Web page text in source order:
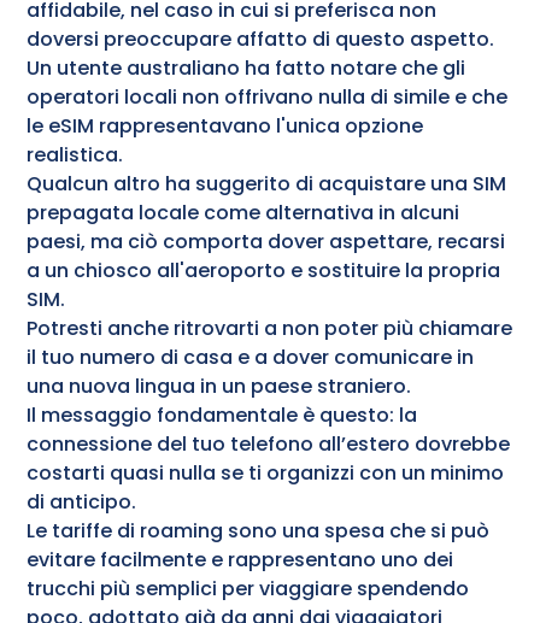
affidabile, nel caso in cui si preferisca non
doversi preoccupare affatto di questo aspetto.
Un utente australiano ha fatto notare che gli
operatori locali non offrivano nulla di simile e che
le eSIM rappresentavano l'unica opzione
realistica.
Qualcun altro ha suggerito di acquistare una SIM
prepagata locale come alternativa in alcuni
paesi, ma ciò comporta dover aspettare, recarsi
a un chiosco all'aeroporto e sostituire la propria
SIM.
Potresti anche ritrovarti a non poter più chiamare
il tuo numero di casa e a dover comunicare in
una nuova lingua in un paese straniero.
Il messaggio fondamentale è questo: la
connessione del tuo telefono all’estero dovrebbe
costarti quasi nulla se ti organizzi con un minimo
di anticipo.
Le tariffe di roaming sono una spesa che si può
evitare facilmente e rappresentano uno dei
trucchi più semplici per viaggiare spendendo